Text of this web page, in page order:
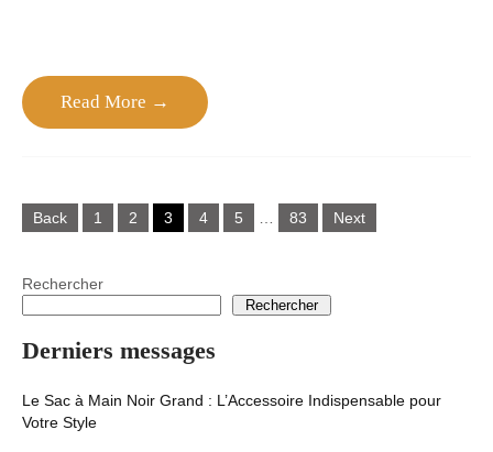
Read More →
Posts
navigation
Back 1 2 3 4 5 83 Next
Rechercher
Rechercher
Derniers messages
Le Sac à Main Noir Grand : L’Accessoire Indispensable pour
Votre Style